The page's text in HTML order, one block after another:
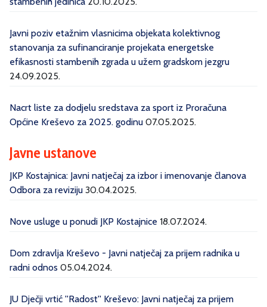
Javni poziv etažnim vlasnicima objekata kolektivnog
stanovanja za sufinanciranje projekata energetske
efikasnosti stambenih zgrada u užem gradskom jezgru
24.09.2025.
Nacrt liste za dodjelu sredstava za sport iz Proračuna
Općine Kreševo za 2025. godinu 07.05.2025.
Javne ustanove
JKP Kostajnica: Javni natječaj za izbor i imenovanje članova
Odbora za reviziju 30.04.2025.
Nove usluge u ponudi JKP Kostajnice 18.07.2024.
Dom zdravlja Kreševo - Javni natječaj za prijem radnika u
radni odnos 05.04.2024.
JU Dječji vrtić ''Radost'' Kreševo: Javni natječaj za prijem